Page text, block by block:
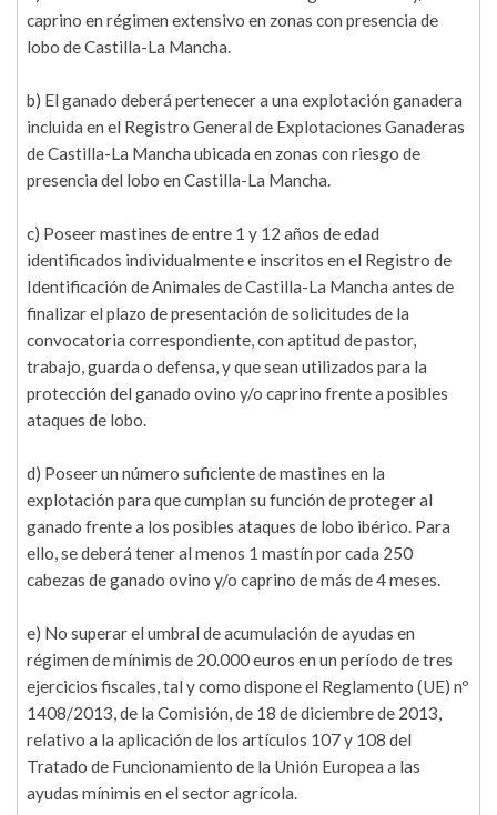
caprino en régimen extensivo en zonas con presencia de
lobo de Castilla-La Mancha.
b) El ganado deberá pertenecer a una explotación ganadera
incluida en el Registro General de Explotaciones Ganaderas
de Castilla-La Mancha ubicada en zonas con riesgo de
presencia del lobo en Castilla-La Mancha.
c) Poseer mastines de entre 1 y 12 años de edad
identificados individualmente e inscritos en el Registro de
Identificación de Animales de Castilla-La Mancha antes de
finalizar el plazo de presentación de solicitudes de la
convocatoria correspondiente, con aptitud de pastor,
trabajo, guarda o defensa, y que sean utilizados para la
protección del ganado ovino y/o caprino frente a posibles
ataques de lobo.
d) Poseer un número suficiente de mastines en la
explotación para que cumplan su función de proteger al
ganado frente a los posibles ataques de lobo ibérico. Para
ello, se deberá tener al menos 1 mastín por cada 250
cabezas de ganado ovino y/o caprino de más de 4 meses.
e) No superar el umbral de acumulación de ayudas en
régimen de mínimis de 20.000 euros en un período de tres
ejercicios fiscales, tal y como dispone el Reglamento (UE) nº
1408/2013, de la Comisión, de 18 de diciembre de 2013,
relativo a la aplicación de los artículos 107 y 108 del
Tratado de Funcionamiento de la Unión Europea a las
ayudas mínimis en el sector agrícola.